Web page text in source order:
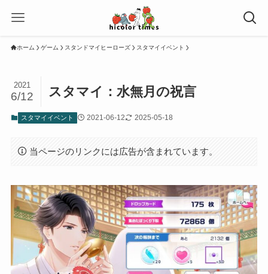
ホーム ゲーム スタンドマイヒーローズ スタマイイベント
スタマイ：水無月の祝言
2021
6/12
スタマイイベント 2021-06-12 2025-05-18
当ページのリンクには広告が含まれています。